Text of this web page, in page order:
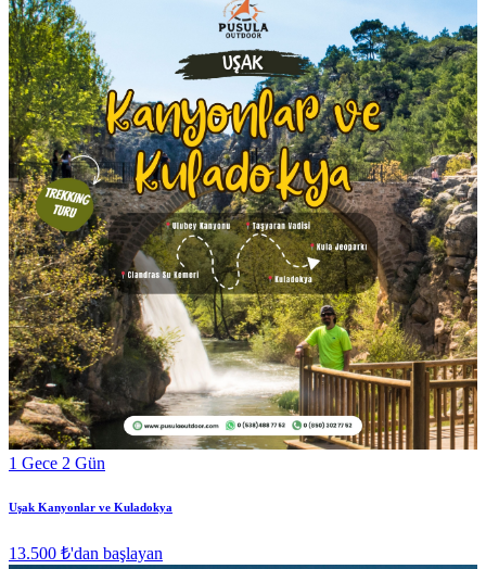
1 Gece 2 Gün
Uşak Kanyonlar ve Kuladokya
13.500 ₺'dan başlayan